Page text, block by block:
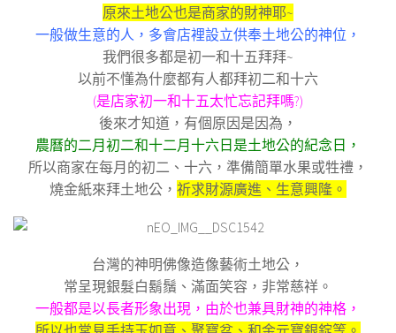
原來土地公也是商家的財神耶~
一般做生意的人，多會店裡設立供奉土地公的神位，
我們很多都是初一和十五拜拜~
以前不懂為什麼都有人都拜初二和十六
(是店家初一和十五太忙忘記拜嗎?)
後來才知道，有個原因是因為，
農曆的二月初二和十二月十六日是土地公的紀念日，
所以商家在每月的初二、十六，準備簡單水果或牲禮，
燒金紙來拜土地公， 祈求財源廣進、生意興隆。
台灣的神明佛像造像藝術土地公，
常呈現銀髮白鬍鬚、滿面笑容，非常慈祥。
一般都是以長者形象出現， 由於也兼具財神的神格，